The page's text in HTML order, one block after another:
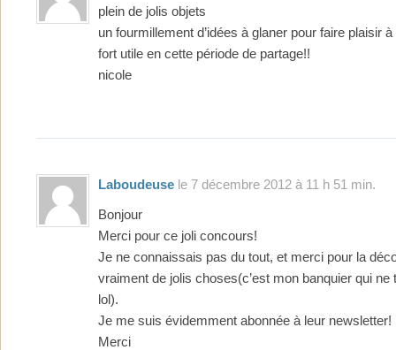
plein de jolis objets
un fourmillement d’idées à glaner pour faire plaisir
fort utile en cette période de partage!!
nicole
Laboudeuse le 7 décembre 2012 à 11 h 51 min.
Bonjour
Merci pour ce joli concours!
Je ne connaissais pas du tout, et merci pour la
vraiment de jolis choses(c’est mon banquier qui ne
lol).
Je me suis évidemment abonnée à leur newsletter!
Merci